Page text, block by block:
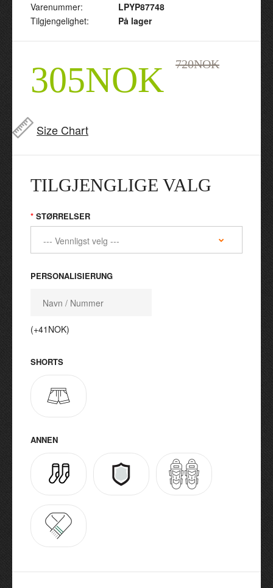
Varenummer:
LPYP87748
Tilgjengelighet:
På lager
305NOK 720NOK
Size Chart
TILGJENGLIGE VALG
STØRRELSER
PERSONALISIERUNG
(+41NOK)
SHORTS
ANNEN